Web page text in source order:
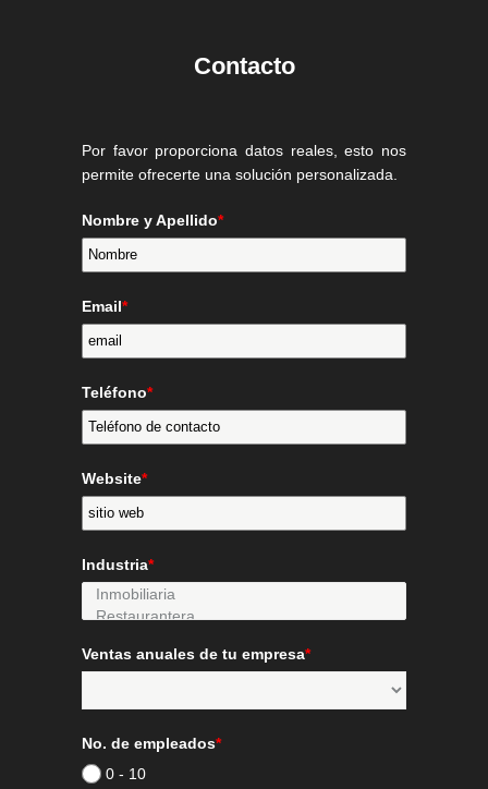
Contacto
Por favor proporciona datos reales, esto nos
permite ofrecerte una solución personalizada.
Nombre y Apellido*
Email*
Teléfono*
Website*
Industria*
Ventas anuales de tu empresa*
No. de empleados*
0 - 10